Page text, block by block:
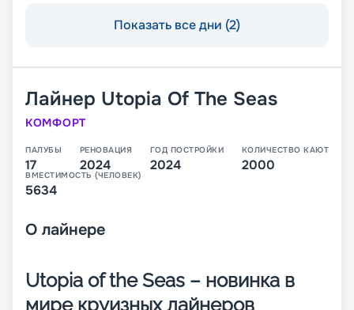
Показать все дни (2)
Лайнер Utopia Of The Seas
КОМФОРТ
ПАЛУБЫ
17
РЕНОВАЦИЯ
2024
ГОД ПОСТРОЙКИ
2024
КОЛИЧЕСТВО КАЮТ
2000
ВМЕСТИМОСТЬ (ЧЕЛОВЕК)
5634
О лайнере
Utopia of the Seas – новинка в
мире круизных лайнеров